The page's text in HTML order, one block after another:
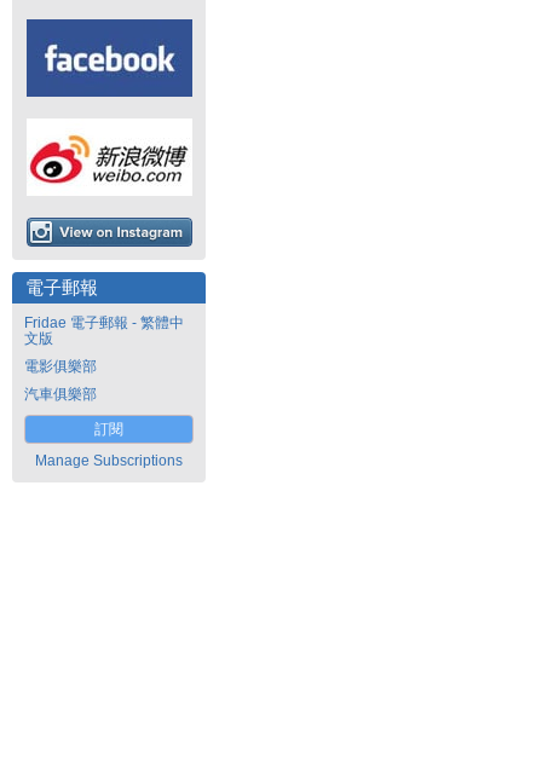
電子郵報
Fridae 電子郵報 - 繁體中
文版
電影俱樂部
汽車俱樂部
訂閱
Manage Subscriptions